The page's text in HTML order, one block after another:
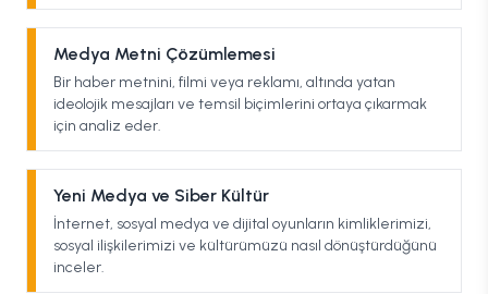
Medya Metni Çözümlemesi
Bir haber metnini, filmi veya reklamı, altında yatan
ideolojik mesajları ve temsil biçimlerini ortaya çıkarmak
için analiz eder.
Yeni Medya ve Siber Kültür
İnternet, sosyal medya ve dijital oyunların kimliklerimizi,
sosyal ilişkilerimizi ve kültürümüzü nasıl dönüştürdüğünü
inceler.